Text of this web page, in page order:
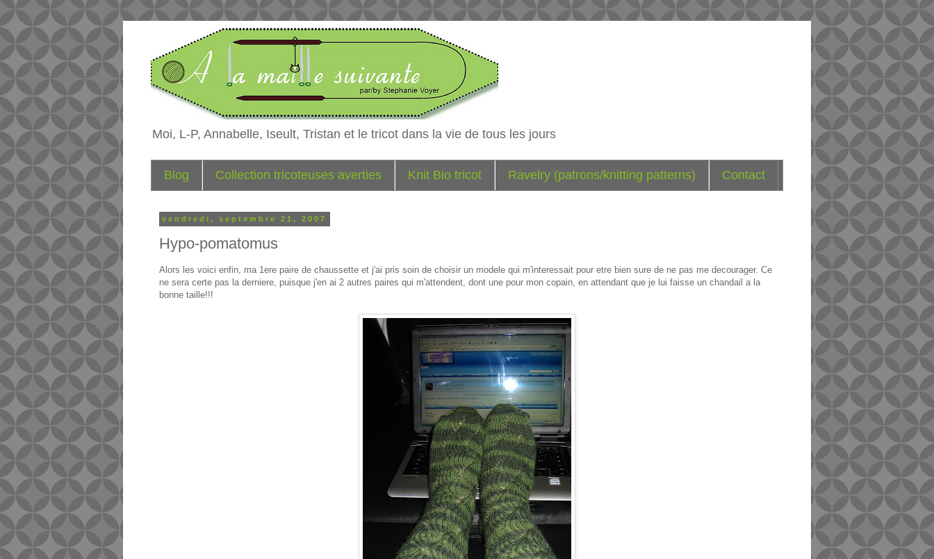
Moi, L-P, Annabelle, Iseult, Tristan et le tricot dans la vie de tous les jours
Blog Collection tricoteuses averties Knit Bio tricot Ravelry (patrons/knitting patterns) Contact
vendredi, septembre 21, 2007
Hypo-pomatomus
Alors les voici enfin, ma 1ere paire de chaussette et j'ai pris soin de choisir un modele qui m'interessait pour etre bien sure de ne pas me decourager. Ce
ne sera certe pas la derniere, puisque j'en ai 2 autres paires qui m'attendent, dont une pour mon copain, en attendant que je lui faisse un chandail a la
bonne taille!!!